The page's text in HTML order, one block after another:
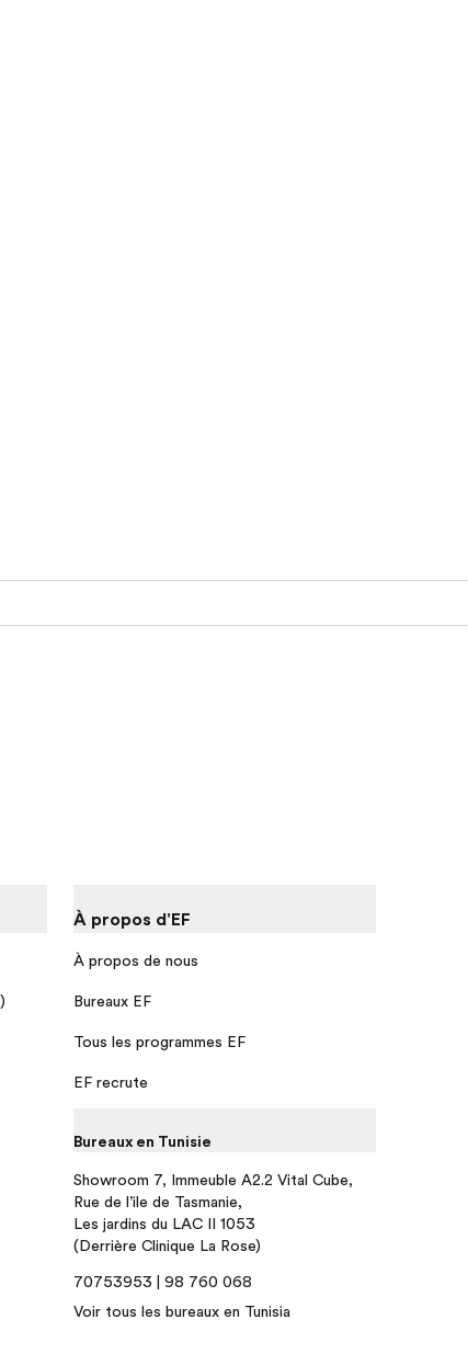
À propos d'EF
À propos de nous
Bureaux EF
Tous les programmes EF
EF recrute
Bureaux en Tunisie
Showroom 7, Immeuble A2.2 Vital Cube,
Rue de l’ile de Tasmanie,
Les jardins du LAC II 1053
(Derrière Clinique La Rose)
70753953 | 98 760 068
Voir tous les bureaux en Tunisia